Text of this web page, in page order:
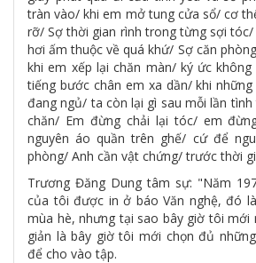
tràn vào/ khi em mở tung cửa sổ/ cơ
rỡ/ Sợ thời gian rình trong từng sợi
hơi ấm thuộc về quá khứ/ Sợ căn
khi em xếp lại chăn màn/ ký ức
tiếng bước chân em xa dần/ khi
đang ngủ/ ta còn lại gì sau mỗi lần
chăn/ Em đừng chải lại tóc/ em
nguyên áo quần trên ghế/ cứ để
phòng/ Anh cần vật chứng/ trước thời
Trương Đăng Dung tâm sự: "Năm
của tôi được in ở báo Văn nghệ, đó
mùa hè, nhưng tại sao bây giờ tôi mới
giản là bây giờ tôi mới chọn đủ
để cho vào tập.